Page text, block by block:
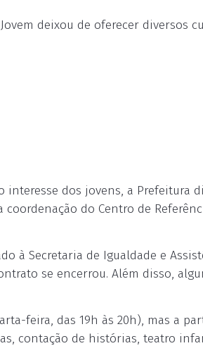
deixou de oferecer diversos
dos jovens, a Prefeitura
do Centro de
à Secretaria de Igualdade e
se encerrou. Além disso,
feira, das 19h às 20h), mas a
contação de histórias, teatro